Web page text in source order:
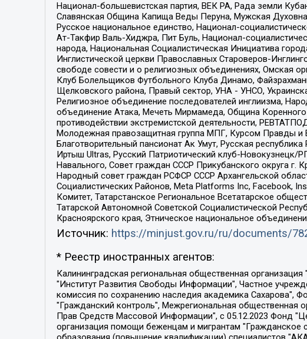
Национал-большевистская партия, ВЕК РА, Рада земли
Славянская Община Капища Веды Перуна, Мужская
Русское национальное единство, Национал-
Ат-Такфир Валь-Хиджра, Пит Буль, Национал-
народа, Национальная Социалистическая Инициатива
Инглистической церкви Православных Староверов-
свободе совести и о религиозных объединениях, Омская
Клуб Болельщиков Футбольного Клуба Динамо,
Щелковского района, Правый сектор, УНА - УНСО,
Религиозное объединение последователей инглиизма,
объединение Атака, Мечеть Мирмамеда, Община
противодействии экстремистской деятельности,
Молодежная правозащитная группа МПГ, Курсом Правды и
Благотворительный пансионат Ак Умут, Русская
Иртыш Ultras, Русский Патриотический клуб-
Навального, Совет граждан СССР Прикубанского округа
Народный совет граждан РСФСР СССР Архангельской
Социалистических Районов, Meta Platforms Inc, Facebook,
Комитет, Татарстанское Региональное Всетатарское
Татарской Автономной Советской Социалистической
Красноярского края, Этническое национальное
Источник: https://minjust.gov.ru/ru/documents/
* Реестр иностранных агентов:
Калининградская региональная общественная организация "Экозащита!-Женсовет", Фонд содействия защите прав и свобод граждан "Общественный вердикт", Фонд "Институт Развития Свободы Информации", Частное учреждение "Информационное агентство МЕМО. РУ", Региональная общественная организация "Общественная комиссия по сохранению наследия академика Сахарова", Фонд поддержки свободы прессы, Санкт-Петербургская общественная правозащитная организация "Гражданский контроль", Межрегиональная общественная организация "Информационно-просветительский центр "Мемориал", Региональный Фонд "Центр Защиты Прав Средств Массовой Информации", с 05.12.2023 Фонд "Центр Защиты Прав Средств массовой информации", Региональная общественная благотворительная организация помощи беженцам и мигрантам "Гражданское содействие", Негосударственное образовательное учреждение дополнительного профессионального образования (повышение квалификации) специалистов "АКАДЕМИЯ ПО ПРАВАМ ЧЕЛОВЕКА", Свердловская региональная общественная организация "Сутяжник", Автономная некоммерческая организация "Центр независимых социологических исследований", Союз общественных объединений "Российский исследовательский центр по правам человека", Региональное общественное учреждение научно-информационный центр "МЕМОРИАЛ", Некоммерческая организация "Фонд защиты гласности", Автономная некоммерческая организация "Институт прав человека", Городская общественная организация "Екатеринбургское общество "МЕМОРИАЛ", Городская общественная организация "Рязанское историко-просветительское и правозащитное общество "Мемориал" (Рязанский Мемориал), Челябинский региональный орган общественной самодеятельности – женское общественное объединение "Женщины Евразии", Челябинский региональный орган общественной самодеятельности "Уральская правозащитная группа", Фонд содействия защите здоровья и социальной справедливости имени Андрея Рылькова, Автономная Некоммерческая Организация "Аналитический Центр Юрия Левады", Автономная некоммерческая организация социальной поддержки населения "Проект Апрель", Региональная общественная организация помощи женщинам и детям, находящимся в кризисной ситуации "Информационно-методический центр "Анна", Фонд содействия развитию массовых коммуникаций и правовому просвещению "Так-так-Так", Фонд содействия устойчивому развитию "Серебряная тайга", Свердловский региональный общественный фонд социальных проектов "Новое время", "Idel.Реалии", Кавказ.Реалии, Крым.Реалии, Телеканал Настоящее Время, Татаро-башкирская служба Радио Свобода (Azatliq Radiosi), Радио Свободная Европа/Радио Свобода (PCE/PC), "Сибирь.Реалии", "Фактограф", Благотворительный фонд помощи осужденным и их семьям, Автономная некоммерческая организация "Институт глобализации и социальных движений", Фонд "В защиту прав заключенных", Частное учреждение "Центр поддержки и содействия развитию средств массовой информации", Пензенский региональный общественный благотворительный фонд "Гражданский союз", "Север.Реалии", Некоммерческая организация Фонд "Правовая инициатива", Общество с ограниченной ответственностью "Радио Свободная Европа/Радио Свобода", Чешское информационное агентство "MEDIUM-ORIENT", Красноярская региональная общественная организация "Мы против СПИДа", Камалягин Денис Николаевич, Маркелов Сергей Евгеньевич, Пономарев Лев Александрович, Савицкая Людмила Алексеевна, Автономная некоммерческая организация "Центр по работе с проблемой насилия "НАСИЛИЮ.НЕТ", Межрегиональный профессиональный союз работников здравоохранения "Альянс врачей",